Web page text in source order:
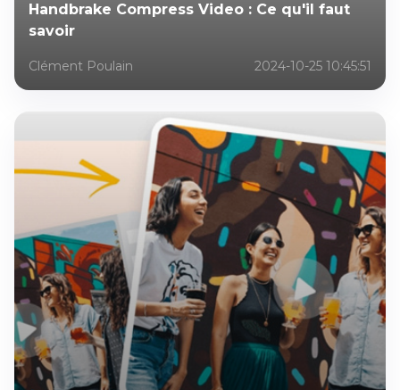
Handbrake Compress Video : Ce qu'il faut
savoir
Clément Poulain 2024-10-25 10:45:51